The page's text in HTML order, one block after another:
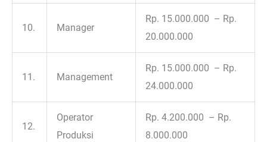
10. Manager
Rp. 15.000.000 – Rp.
20.000.000
11. Management
Rp. 15.000.000 – Rp.
24.000.000
12.
Operator
Produksi
Rp. 4.200.000 – Rp.
8.000.000